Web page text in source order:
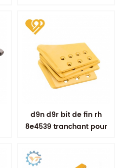
d9n d9r bit de fin rh
8e4539 tranchant pour